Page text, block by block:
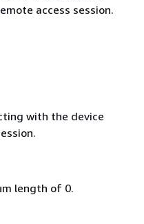
access session.
with the device
length of 0.